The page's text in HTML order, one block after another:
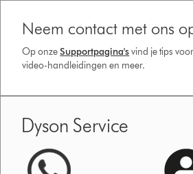
Neem contact met ons
Op onzeSupportpagina'svind je tips
video-handleidingen en meer.
Dyson Service